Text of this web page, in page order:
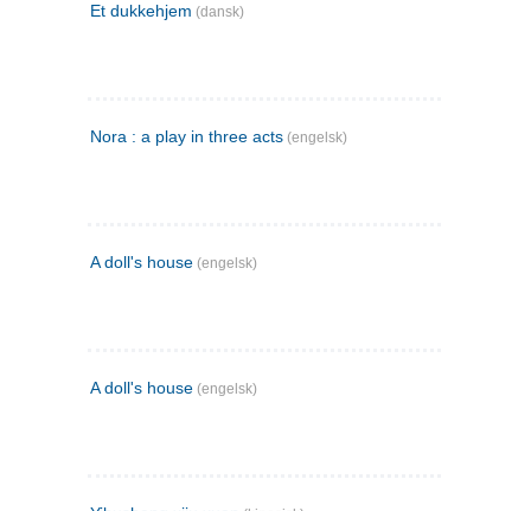
Et dukkehjem (dansk)
Nora : a play in three acts (engelsk)
A doll's house (engelsk)
A doll's house (engelsk)